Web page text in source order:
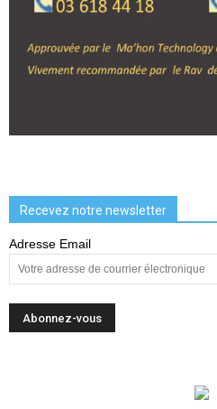
Recevez notre newsletter
Adresse Email